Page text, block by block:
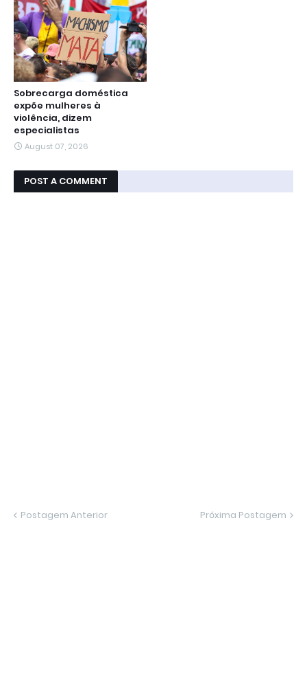
Sobrecarga doméstica
expõe mulheres à
violência, dizem
especialistas
August 07, 2026
POST A COMMENT
Postagem Anterior Próxima Postagem